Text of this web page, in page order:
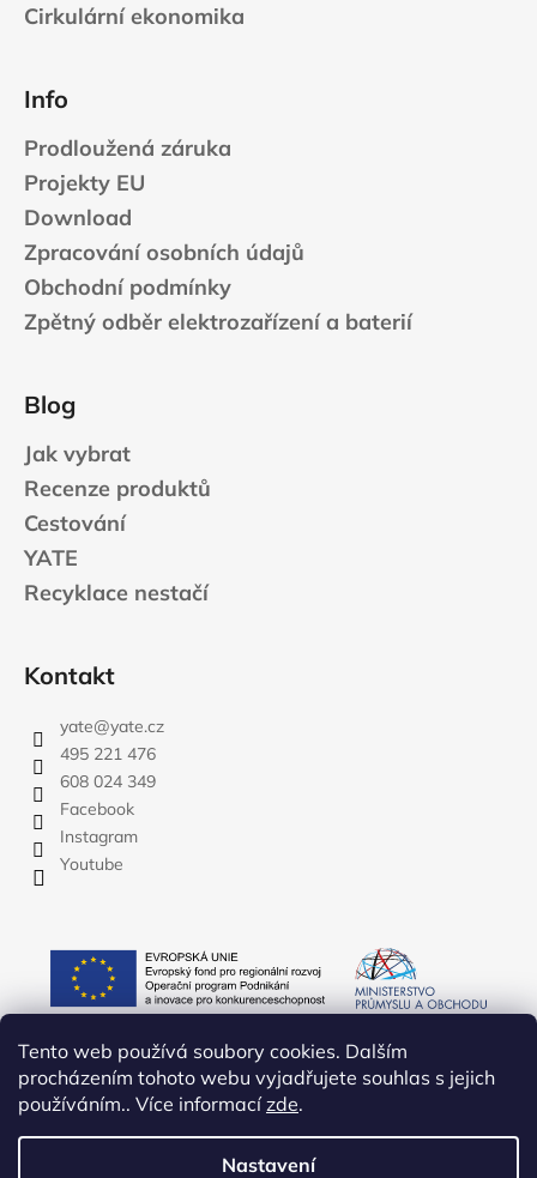
Tento web používá soubory cookies. Dalším
procházením tohoto webu vyjadřujete souhlas s jejich
používáním.. Více informacízde.
Nastavení
Cirkulární ekonomika
Info
Prodloužená záruka
Projekty EU
Download
Zpracování osobních údajů
Obchodní podmínky
Zpětný odběr elektrozařízení a baterií
Blog
Jak vybrat
Recenze produktů
Cestování
YATE
Recyklace nestačí
Kontakt
yate@yate.cz
495 221 476
608 024 349
Facebook
Instagram
Youtube